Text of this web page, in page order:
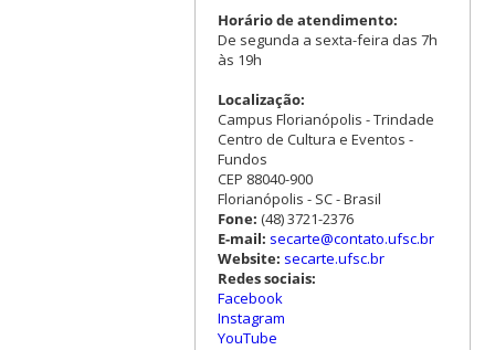
Horário de atendimento:
De segunda a sexta-feira das 7h
às 19h
Localização:
Campus Florianópolis - Trindade
Centro de Cultura e Eventos -
Fundos
CEP 88040-900
Florianópolis - SC - Brasil
Fone: (48) 3721-2376
E-mail: secarte@contato.ufsc.br
Website: secarte.ufsc.br
Redes sociais:
Facebook
Instagram
YouTube